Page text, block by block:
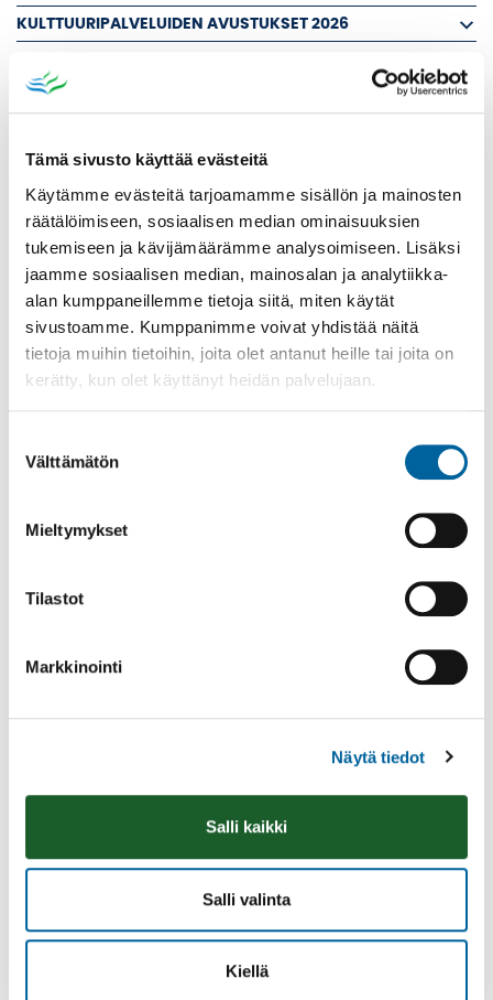
Tämä sivusto käyttää evästeitä
Käytämme evästeitä tarjoamamme sisällön ja mainosten
räätälöimiseen, sosiaalisen median ominaisuuksien
tukemiseen ja kävijämäärämme analysoimiseen. Lisäksi
jaamme sosiaalisen median, mainosalan ja analytiikka-
alan kumppaneillemme tietoja siitä, miten käytät
sivustoamme. Kumppanimme voivat yhdistää näitä
tietoja muihin tietoihin, joita olet antanut heille tai joita on
kerätty, kun olet käyttänyt heidän palvelujaan.
valinta
Välttämätön
Mieltymykset
Tilastot
Markkinointi
Näytä tiedot
Salli kaikki
Salli valinta
Kiellä
KULTTUURIPALVELUIDEN AVUSTUKSET 2026
LIIKUNTAPAIKAT JA ULKOILU
MATONPESUPAIKAT
NUORISOPALVELUT
TAPAHTUMAKALENTERI
TAPAHTUMAOHJEISTUS
PAIKALLISET YHDISTYKSET
LUONTO JA YMPÄRISTÖ
NUORISO JA LAPSET
sisällöstä